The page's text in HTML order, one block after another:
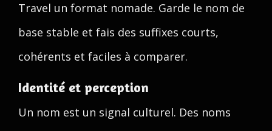
Travel un format nomade. Garde le nom de
base stable et fais des suffixes courts,
cohérents et faciles à comparer.
Identité et perception
Un nom est un signal culturel. Des noms